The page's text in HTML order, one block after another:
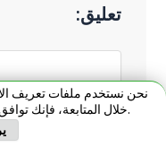
تعليق:
نحن نستخدم ملفات تعريف
خلال المتابعة، فإنك توافق على استخدامنا لملفات تعريف الارتباط.